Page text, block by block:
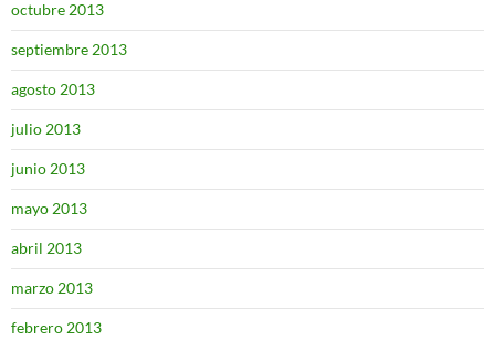
octubre 2013
septiembre 2013
agosto 2013
julio 2013
junio 2013
mayo 2013
abril 2013
marzo 2013
febrero 2013